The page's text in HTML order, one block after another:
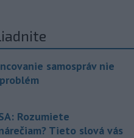
samospráv nie
Rozumiete
Tieto slová vás